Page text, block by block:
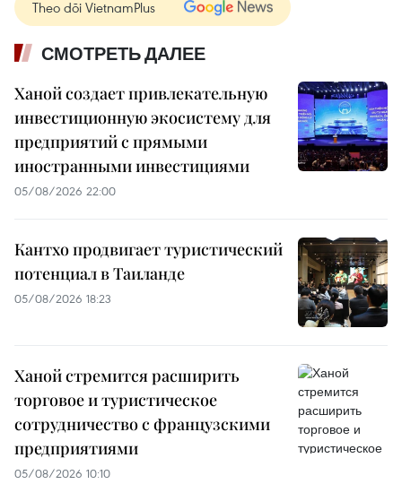
Theo dõi VietnamPlus
СМОТРЕТЬ ДАЛЕЕ
Ханой создает привлекательную
инвестиционную экосистему для
предприятий с прямыми
иностранными инвестициями
05/08/2026 22:00
Кантхо продвигает туристический
потенциал в Таиланде
05/08/2026 18:23
Ханой стремится расширить
торговое и туристическое
сотрудничество с французскими
предприятиями
05/08/2026 10:10